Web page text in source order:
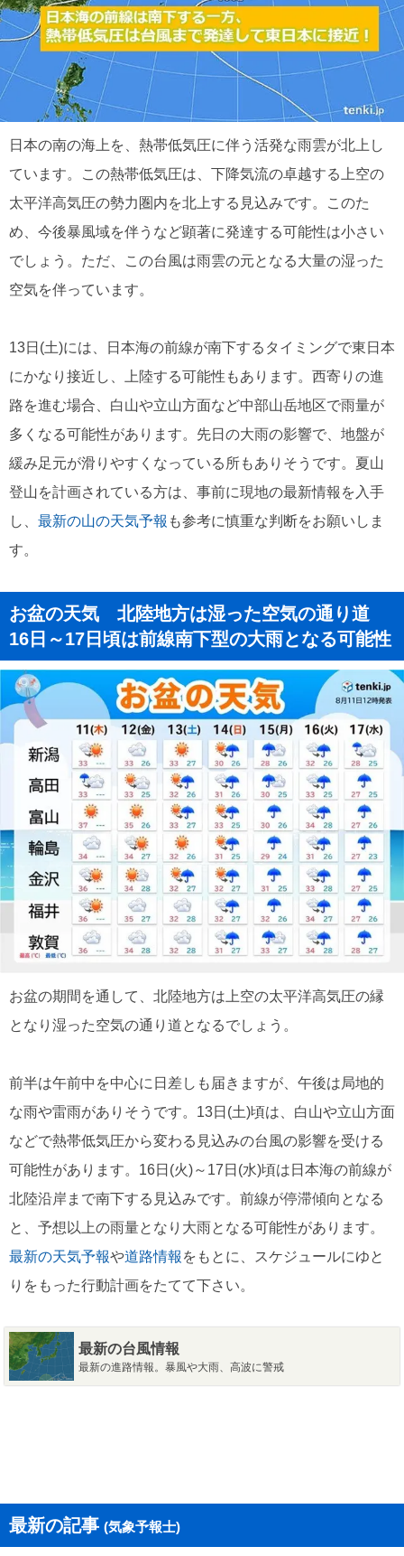
日本の南の海上を、熱帯低気圧に伴う活発な雨雲が北上し
ています。この熱帯低気圧は、下降気流の卓越する上空の
太平洋高気圧の勢力圏内を北上する見込みです。このた
め、今後暴風域を伴うなど顕著に発達する可能性は小さい
でしょう。ただ、この台風は雨雲の元となる大量の湿った
空気を伴っています。
13日(土)には、日本海の前線が南下するタイミングで東日本
にかなり接近し、上陸する可能性もあります。西寄りの進
路を進む場合、白山や立山方面など中部山岳地区で雨量が
多くなる可能性があります。先日の大雨の影響で、地盤が
緩み足元が滑りやすくなっている所もありそうです。夏山
登山を計画されている方は、事前に現地の最新情報を入手
し、 最新の山の天気予報 も参考に慎重な判断をお願いしま
す。
お盆の天気 北陸地方は湿った空気の通り道
16日～17日頃は前線南下型の大雨となる可能性
お盆の期間を通して、北陸地方は上空の太平洋高気圧の縁
となり湿った空気の通り道となるでしょう。
前半は午前中を中心に日差しも届きますが、午後は局地的
な雨や雷雨がありそうです。13日(土)頃は、白山や立山方面
などで熱帯低気圧から変わる見込みの台風の影響を受ける
可能性があります。16日(火)～17日(水)頃は日本海の前線が
北陸沿岸まで南下する見込みです。前線が停滞傾向となる
と、予想以上の雨量となり大雨となる可能性があります。
最新の天気予報や道路情報 をもとに、スケジュールにゆと
りをもった行動計画をたてて下さい。
最新の台風情報
最新の進路情報。暴風や大雨、高波に警戒
最新の記事 (気象予報士)